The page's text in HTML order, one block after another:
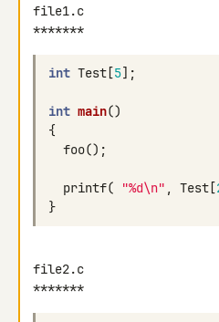
file1.c
*******
int Test [5];
int main()
{
foo();
printf( "%d\n" , Test [
}
file2.c
*******